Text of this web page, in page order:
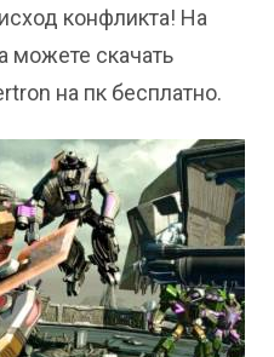
конфликта! На
можете скачать
на пк бесплатно.